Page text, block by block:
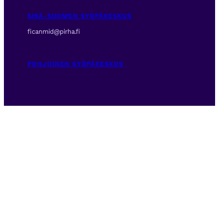
SISÄ-SUOMEN SYÖPÄKESKUS
ficanmid@pirha.fi
POHJOINEN SYÖPÄKESKUS